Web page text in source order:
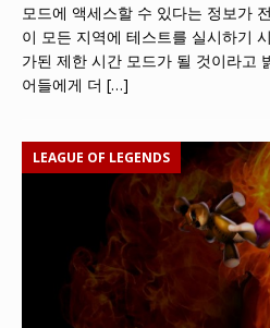
모드에 액세스할 수 있다는 정보가
이 모든 지역에 테스트를 실시하기
가된 제한 시간 모드가 될 것이라고
어들에게 더 […]
LEAGUE OF LEGENDS